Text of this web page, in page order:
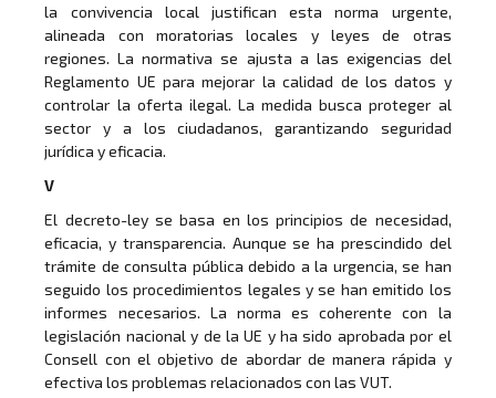
la convivencia local justifican esta norma urgente,
alineada con moratorias locales y leyes de otras
regiones. La normativa se ajusta a las exigencias del
Reglamento UE para mejorar la calidad de los datos y
controlar la oferta ilegal. La medida busca proteger al
sector y a los ciudadanos, garantizando seguridad
jurídica y eficacia.
V
El decreto-ley se basa en los principios de necesidad,
eficacia, y transparencia. Aunque se ha prescindido del
trámite de consulta pública debido a la urgencia, se han
seguido los procedimientos legales y se han emitido los
informes necesarios. La norma es coherente con la
legislación nacional y de la UE y ha sido aprobada por el
Consell con el objetivo de abordar de manera rápida y
efectiva los problemas relacionados con las VUT.